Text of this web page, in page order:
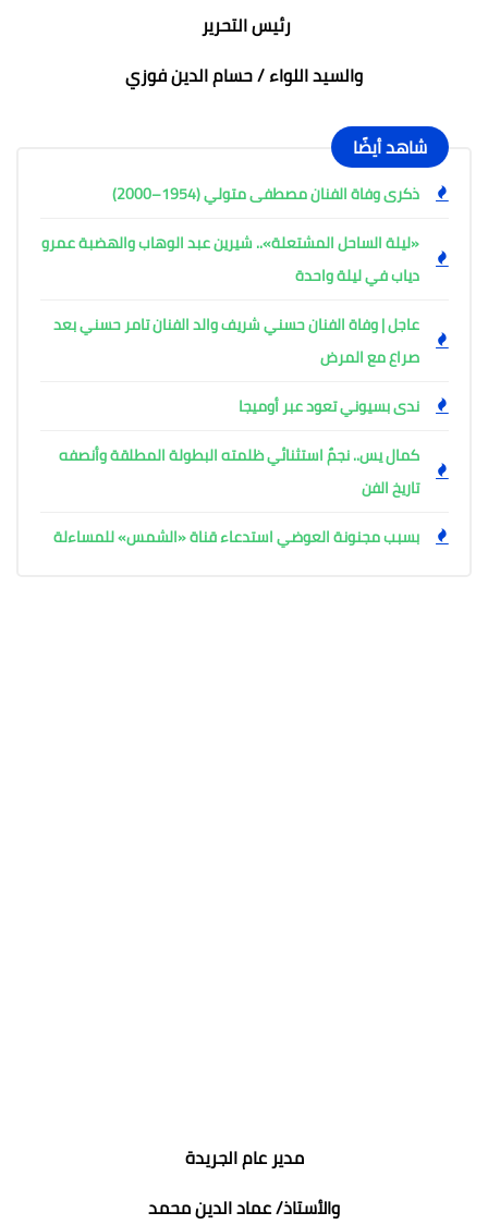
رئيس التحرير
والسيد اللواء / حسام الدين فوزي
شاهد أيضًا
ذكرى وفاة الفنان مصطفى متولي (1954–2000)
«ليلة الساحل المشتعلة».. شيرين عبد الوهاب والهضبة عمرو
دياب في ليلة واحدة
عاجل | وفاة الفنان حسني شريف والد الفنان تامر حسني بعد
صراع مع المرض
ندى بسيوني تعود عبر أوميجا
كمال يس.. نجمٌ استثنائي ظلمته البطولة المطلقة وأنصفه
تاريخ الفن
بسبب مجنونة العوضي استدعاء قناة «الشمس» للمساءلة
مدير عام الجريدة
والأستاذ/ عماد الدين محمد